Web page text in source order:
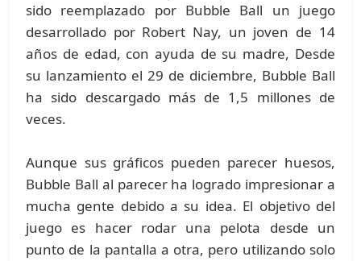
sido reemplazado por Bubble Ball un juego
desarrollado por Robert Nay, un joven de 14
años de edad, con ayuda de su madre, Desde
su lanzamiento el 29 de diciembre, Bubble Ball
ha sido descargado más de 1,5 millones de
veces.
Aunque sus gráficos pueden parecer huesos,
Bubble Ball al parecer ha logrado impresionar a
mucha gente debido a su idea. El objetivo del
juego es hacer rodar una pelota desde un
punto de la pantalla a otra, pero utilizando solo